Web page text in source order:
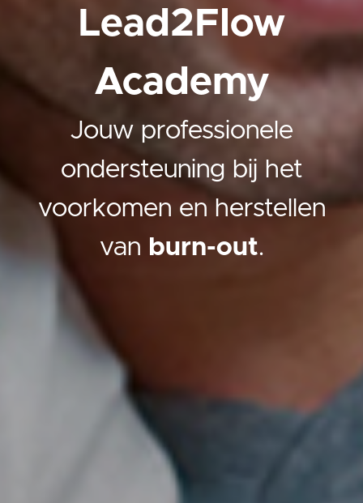
Lead2Flow
Academy
Jouw professionele
ondersteuning bij het
voorkomen en herstellen
van burn-out.